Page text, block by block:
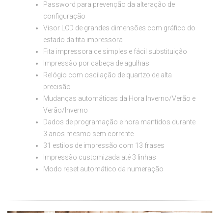
Password para prevenção da alteração de
configuração
Visor LCD de grandes dimensões com gráfico do
estado da fita impressora
Fita impressora de simples e fácil substituição
Impressão por cabeça de agulhas
Relógio com oscilação de quartzo de alta
precisão
Mudanças automáticas da Hora Inverno/Verão e
Verão/Inverno
Dados de programação e hora mantidos durante
3 anos mesmo sem corrente
31 estilos de impressão com 13 frases
Impressão customizada até 3 linhas
Modo reset automático da numeração